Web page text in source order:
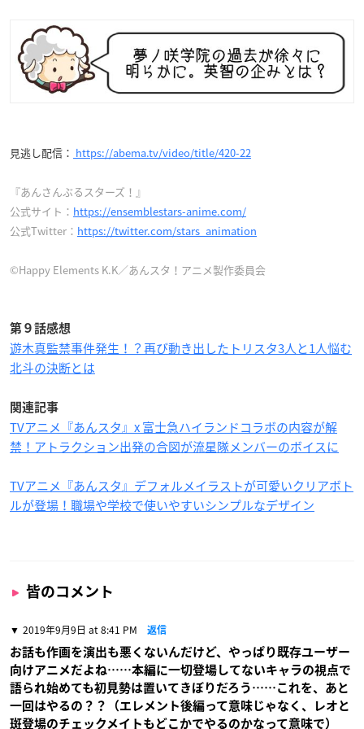
見逃し配信： https://abema.tv/video/title/420-22
『あんさんぶるスターズ！』
公式サイト： https://ensemblestars-anime.com/
公式Twitter： https://twitter.com/stars_animation
©Happy Elements K.K／あんスタ！アニメ製作委員会
第９話感想
遊木真監禁事件発生！？再び動き出したトリスタ3人と1人悩む
北斗の決断とは
関連記事
TVアニメ『あんスタ』x 富士急ハイランドコラボの内容が解
禁！アトラクション出発の合図が流星隊メンバーのボイスに
TVアニメ『あんスタ』デフォルメイラストが可愛いクリアボト
ルが登場！職場や学校で使いやすいシンプルなデザイン
皆のコメント
2019年9月9日 at 8:41 PM 返信
お話も作画を演出も悪くないんだけど、やっぱり既存ユーザー
向けアニメだよね……本編に一切登場してないキャラの視点で
語られ始めても初見勢は置いてきぼりだろう……これを、あと
一回はやるの？？（エレメント後編って意味じゃなく、レオと
斑登場のチェックメイトもどこかでやるのかなって意味で）